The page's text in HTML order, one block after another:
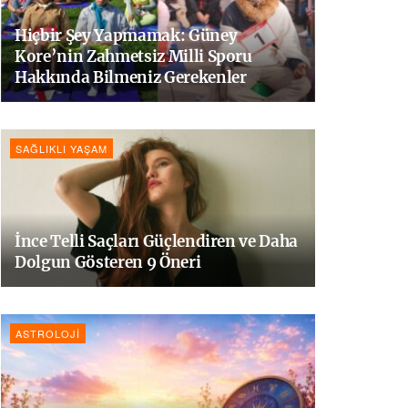
Hiçbir Şey Yapmamak: Güney
Kore’nin Zahmetsiz Milli Sporu
Hakkında Bilmeniz Gerekenler
SAĞLIKLI YAŞAM
İnce Telli Saçları Güçlendiren ve Daha
Dolgun Gösteren 9 Öneri
ASTROLOJI